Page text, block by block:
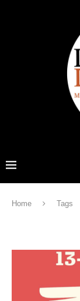
Home Tags